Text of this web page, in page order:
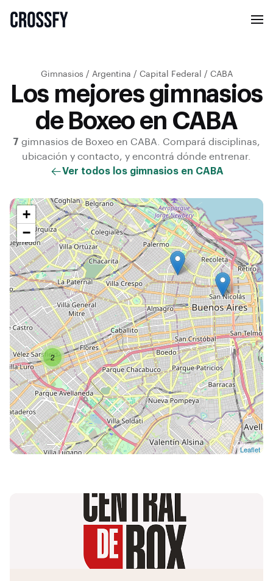
Gimnasios / Argentina / Capital Federal / CABA
Los mejores gimnasios
de Boxeo en CABA
7 gimnasios de Boxeo en CABA . Compará disciplinas,
ubicación y contacto, y encontrá dónde entrenar.
Ver todos los gimnasios en CABA
2
+
−
Leaflet